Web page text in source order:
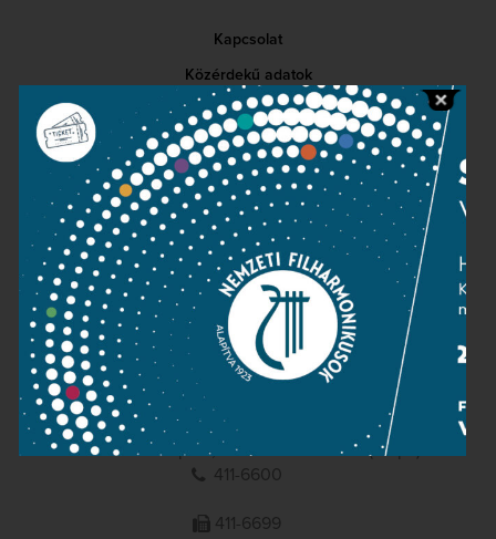
Kapcsolat
Közérdekű adatok
Sajtószoba
Adatvédelem
Impresszum
NEMZETI
FILHARMONIKUSOK
1095 Budapest, Komor Marcell u. 1. (Müpa)
411-6600
411-6699